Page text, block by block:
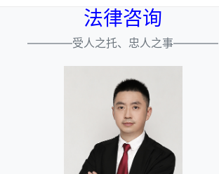
法律咨询
————受人之托、忠人之事————